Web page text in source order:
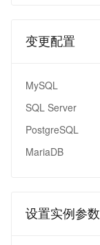
变更配置
MySQL
SQL Server
PostgreSQL
MariaDB
设置实例参数